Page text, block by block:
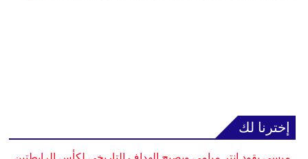
إخترنا لك